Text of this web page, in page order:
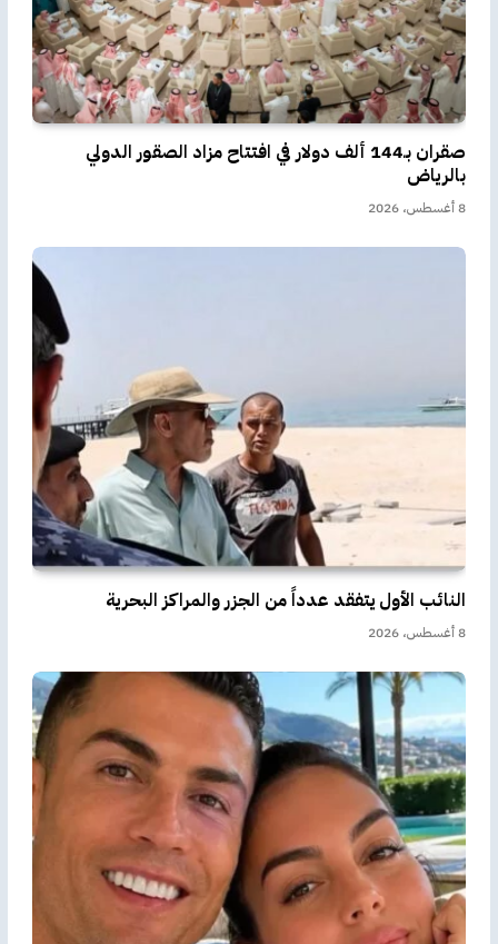
صقران بـ144 ألف دولار في افتتاح مزاد الصقور الدولي
بالرياض
8 أغسطس، 2026
النائب الأول يتفقد عدداً من الجزر والمراكز البحرية
8 أغسطس، 2026